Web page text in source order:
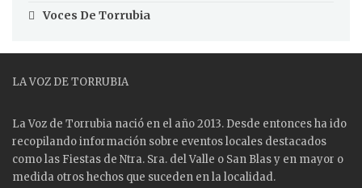
Voces De Torrubia
LA VOZ DE TORRUBIA
La Voz de Torrubia nació en el año 2013. Desde entonces ha ido
recopilando información sobre eventos locales destacados
como las Fiestas de Ntra. Sra. del Valle o San Blas y en mayor o
medida otros hechos que suceden en la localidad.